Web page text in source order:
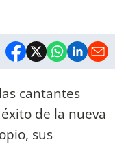
cantantes
de la nueva
sus